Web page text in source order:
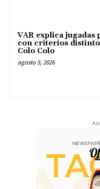
VAR explica jugadas
con criterios
Colo Colo
agosto 5, 2026
-